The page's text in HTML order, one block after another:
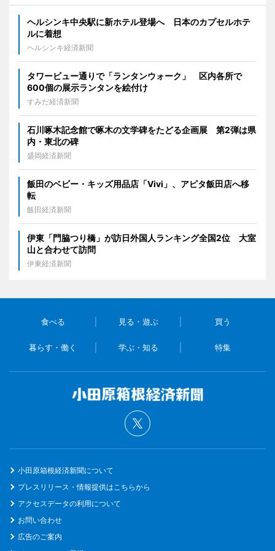
ヘルシンキ中央駅に新ホテル登場へ 日本のカプセルホテ
ルに着想
ヘルシンキ経済新聞
タワービュー通りで「ランタンウォーク」 区内各所で
600個の展示ランタンを絵付け
すみだ経済新聞
石川啄木記念館で啄木の文学碑をたどる企画展 第2弾は県
内・東北の碑
盛岡経済新聞
飯田のベビー・キッズ用品店「Vivi」、アピタ飯田店へ移
転
飯田経済新聞
伊東「門脇つり橋」が訪日外国人ランキング全国2位 大室
山と合わせて訪問
伊東経済新聞
食べる 見る・遊ぶ 買う
暮らす・働く 学ぶ・知る 特集
小田原箱根経済新聞について
プレスリリース・情報提供はこちらから
アクセスデータの利用について
お問い合わせ
広告のご案内